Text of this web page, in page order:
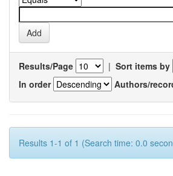
Results/Page | Sort items by
In order
Authors/
Results 1-1 of 1 (Search time: 0.0